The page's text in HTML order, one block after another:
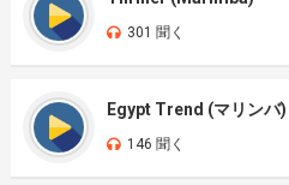
301 聞く
Egypt Trend (マリンバ)
146 聞く